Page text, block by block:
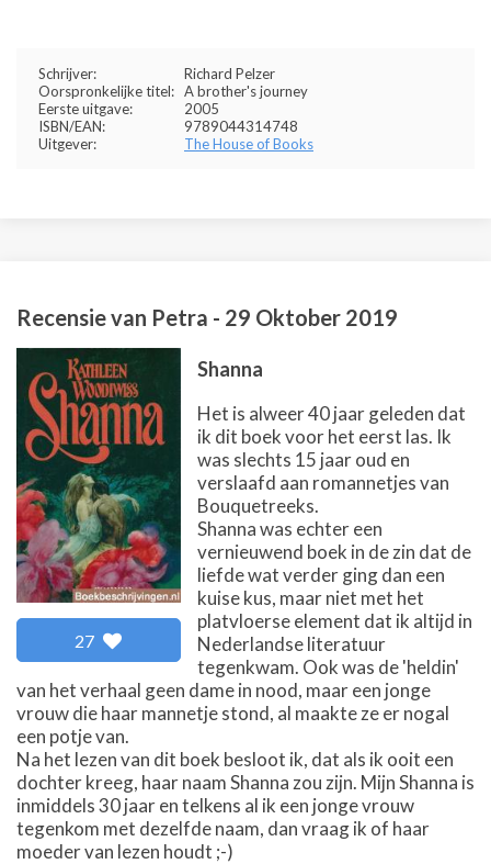
Schrijver:
Richard Pelzer
Oorspronkelijke titel: A brother's journey
Eerste uitgave:
2005
ISBN/EAN:
9789044314748
Uitgever:
The House of Books
Recensie van Petra - 29 Oktober 2019
27
Shanna
Het is alweer 40 jaar geleden dat
ik dit boek voor het eerst las. Ik
was slechts 15 jaar oud en
verslaafd aan romannetjes van
Bouquetreeks.
Shanna was echter een
vernieuwend boek in de zin dat de
liefde wat verder ging dan een
kuise kus, maar niet met het
platvloerse element dat ik altijd in
Nederlandse literatuur
tegenkwam. Ook was de 'heldin'
van het verhaal geen dame in nood, maar een jonge
vrouw die haar mannetje stond, al maakte ze er nogal
een potje van.
Na het lezen van dit boek besloot ik, dat als ik ooit een
dochter kreeg, haar naam Shanna zou zijn. Mijn Shanna is
inmiddels 30 jaar en telkens al ik een jonge vrouw
tegenkom met dezelfde naam, dan vraag ik of haar
moeder van lezen houdt ;-)